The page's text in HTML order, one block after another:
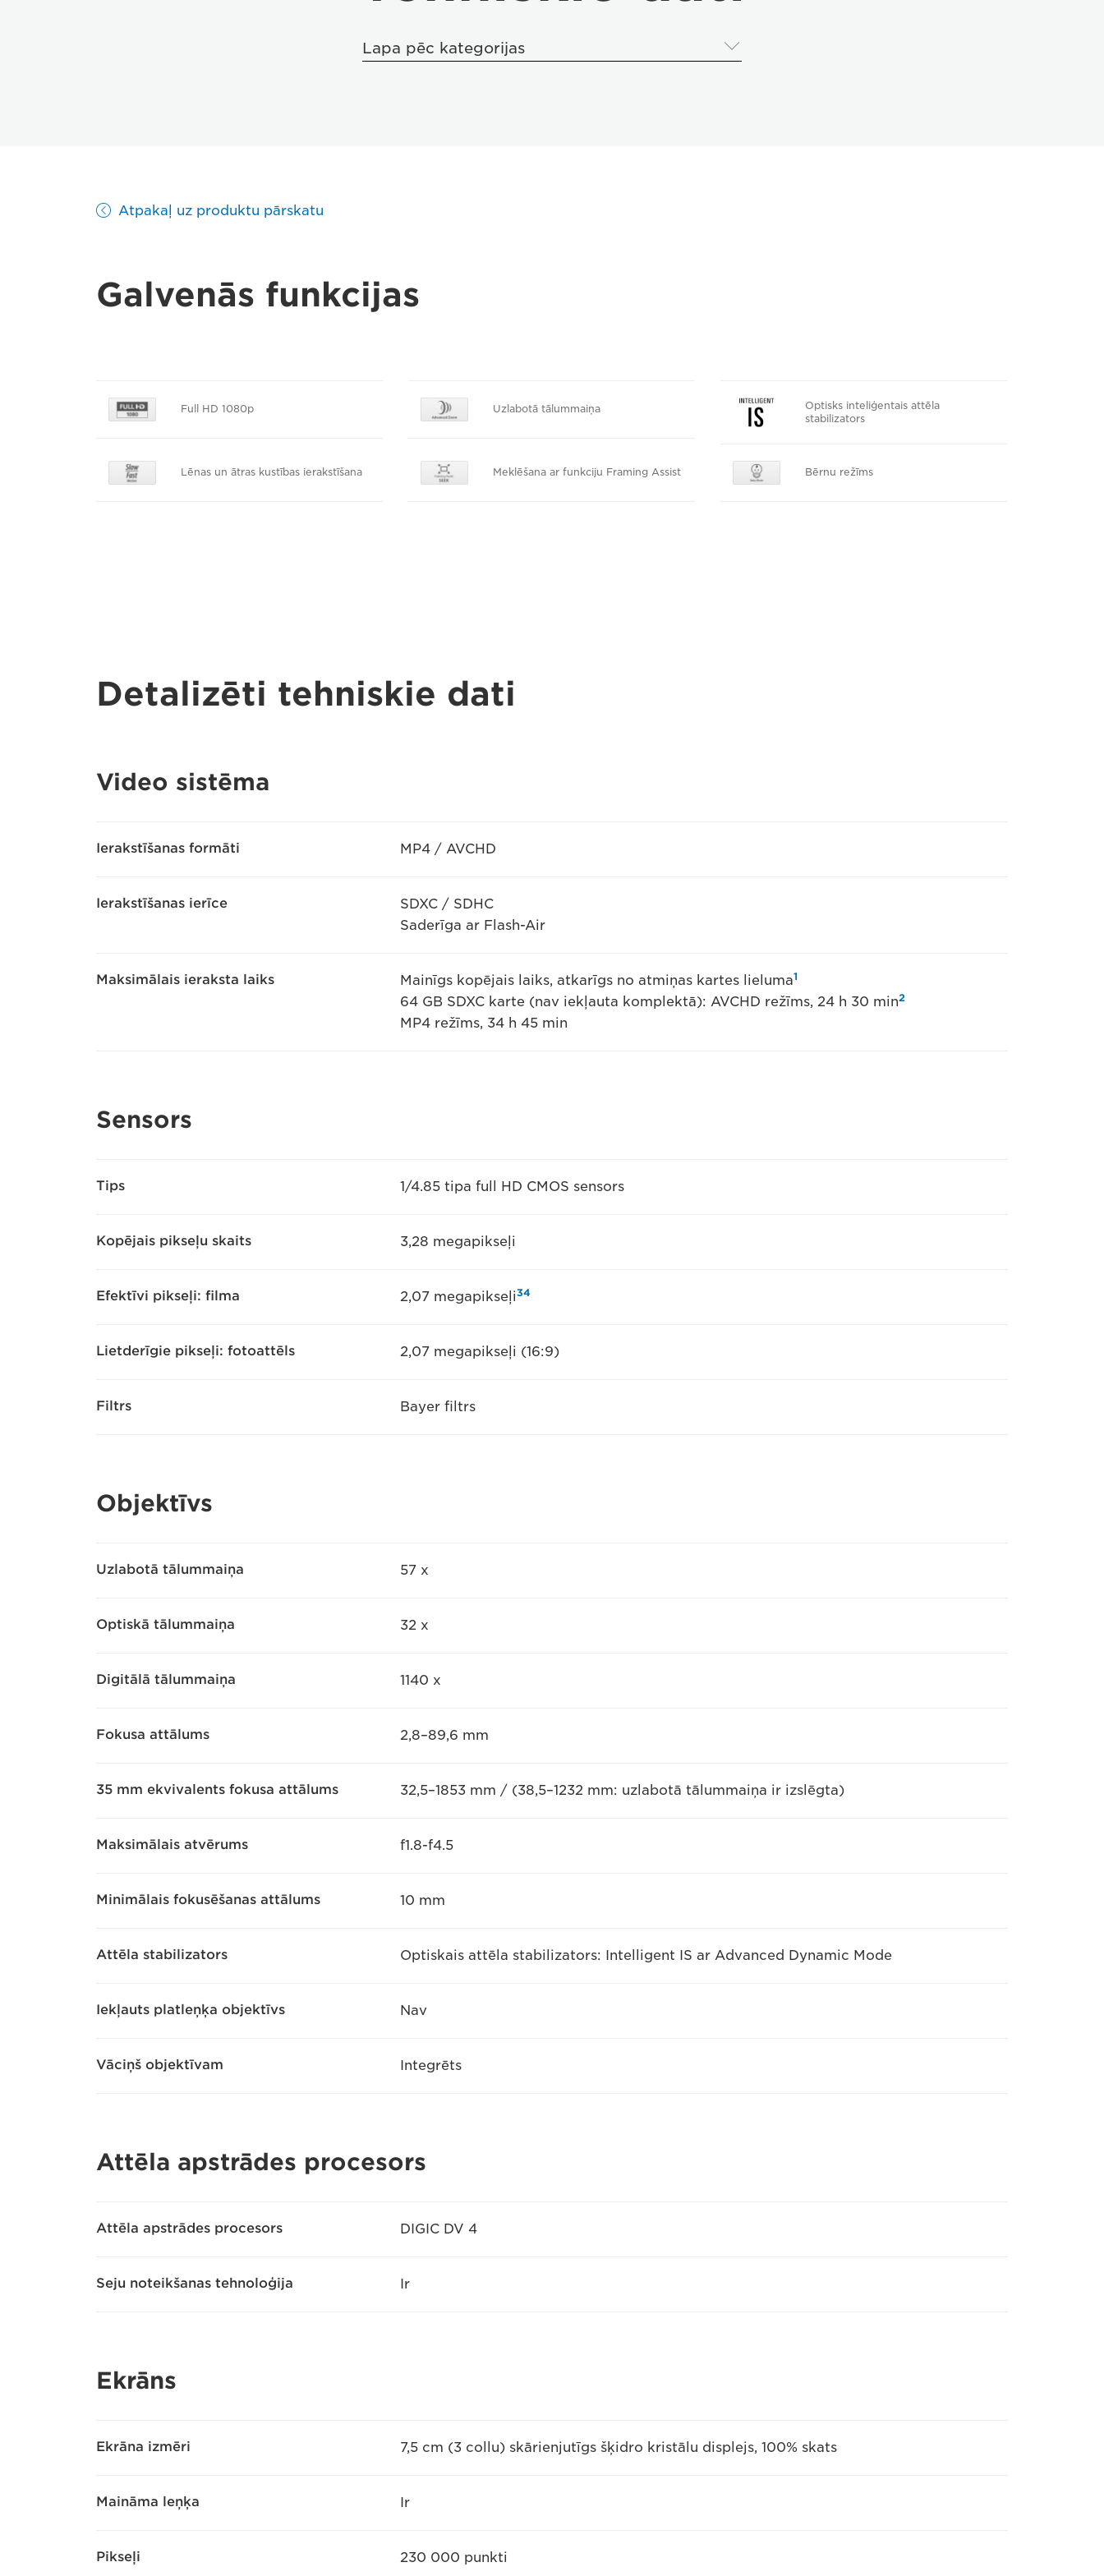
Lapa pēc kategorijas
Atpakaļ uz produktu pārskatu
Galvenās funkcijas
Full HD 1080p Uzlabotā tālummaiņa
Optisks inteliģentais attēla
stabilizators
Lēnas un ātras kustības ierakstīšana Meklēšana ar funkciju Framing Assist Bērnu režīms
Detalizēti tehniskie dati
Video sistēma
Ierakstīšanas formāti MP4 / AVCHD
Ierakstīšanas ierīce
SDXC / SDHC
Saderīga ar Flash-Air
Maksimālais ieraksta laiks Mainīgs kopējais laiks, atkarīgs no atmiņas kartes lieluma1
64 GB SDXC karte (nav iekļauta komplektā): AVCHD režīms, 24 h 30 min2
MP4 režīms, 34 h 45 min
Sensors
Tips 1/4.85 tipa full HD CMOS sensors
Kopējais pikseļu skaits 3,28 megapikseļi
Efektīvi pikseļi: filma 2,07 megapikseļi34
Lietderīgie pikseļi: fotoattēls 2,07 megapikseļi (16:9)
Filtrs Bayer filtrs
Objektīvs
Uzlabotā tālummaiņa 57 x
Optiskā tālummaiņa 32 x
Digitālā tālummaiņa 1140 x
Fokusa attālums 2,8–89,6 mm
35 mm ekvivalents fokusa attālums 32,5–1853 mm / (38,5–1232 mm: uzlabotā tālummaiņa ir izslēgta)
Maksimālais atvērums f1.8-f4.5
Minimālais fokusēšanas attālums 10 mm
Attēla stabilizators Optiskais attēla stabilizators: Intelligent IS ar Advanced Dynamic Mode
Iekļauts platleņķa objektīvs Nav
Vāciņš objektīvam Integrēts
Attēla apstrādes procesors
Attēla apstrādes procesors DIGIC DV 4
Seju noteikšanas tehnoloģija Ir
Ekrāns
Ekrāna izmēri 7,5 cm (3 collu) skārienjutīgs šķidro kristālu displejs, 100% skats
Maināma leņķa Ir
Pikseļi 230 000 punkti